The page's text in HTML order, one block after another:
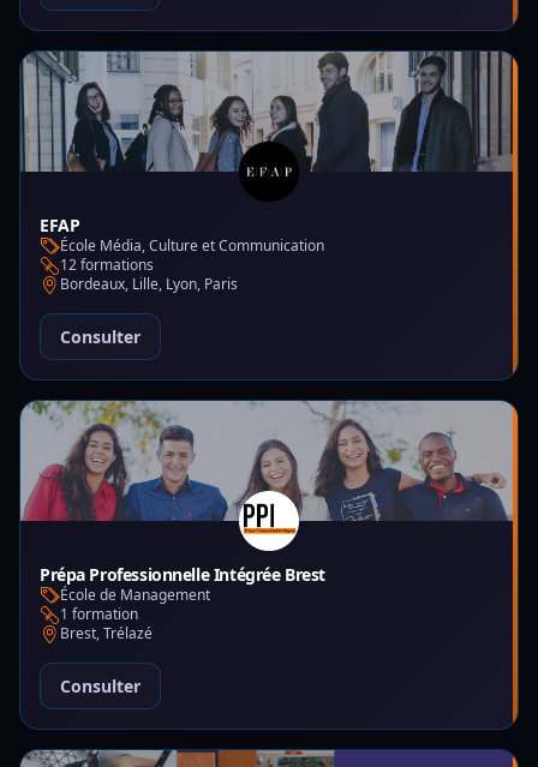
EFAP
École Média, Culture et Communication
12 formations
Bordeaux, Lille, Lyon, Paris
Consulter
Prépa Professionnelle Intégrée Brest
École de Management
1 formation
Brest, Trélazé
Consulter